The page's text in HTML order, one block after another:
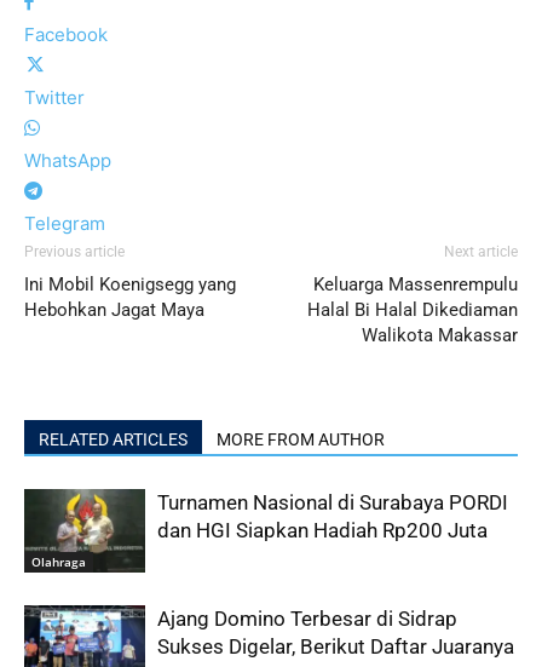
Facebook
Twitter
WhatsApp
Telegram
Previous article
Ini Mobil Koenigsegg yang
Hebohkan Jagat Maya
Next article
Keluarga Massenrempulu
Halal Bi Halal Dikediaman
Walikota Makassar
RELATED ARTICLES MORE FROM AUTHOR
Olahraga
Turnamen Nasional di Surabaya PORDI
dan HGI Siapkan Hadiah Rp200 Juta
Ajang Domino Terbesar di Sidrap
Sukses Digelar, Berikut Daftar Juaranya